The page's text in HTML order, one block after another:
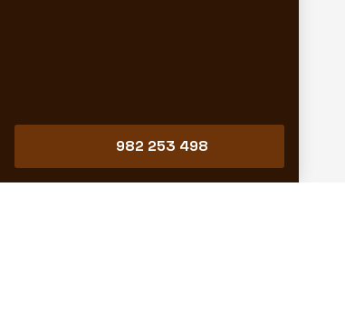
982 253 498